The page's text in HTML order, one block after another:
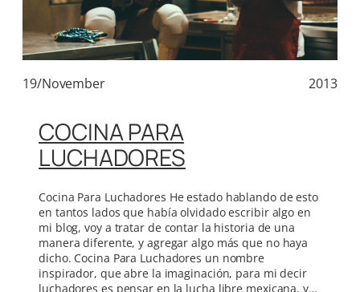
19/November 2013
COCINA PARA
LUCHADORES
Cocina Para Luchadores He estado hablando de esto
en tantos lados que había olvidado escribir algo en
mi blog, voy a tratar de contar la historia de una
manera diferente, y agregar algo más que no haya
dicho. Cocina Para Luchadores un nombre
inspirador, que abre la imaginación, para mi decir
luchadores es pensar en la lucha libre mexicana, y…